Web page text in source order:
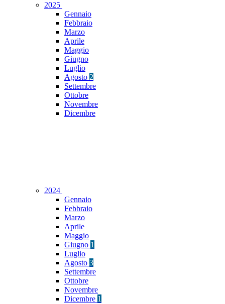
2025
Gennaio
Febbraio
Marzo
Aprile
Maggio
Giugno
Luglio
Agosto 2
Settembre
Ottobre
Novembre
Dicembre
2024
Gennaio
Febbraio
Marzo
Aprile
Maggio
Giugno 1
Luglio
Agosto 3
Settembre
Ottobre
Novembre
Dicembre 1